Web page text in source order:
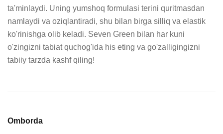
ta'minlaydi. Uning yumshoq formulasi terini quritmasdan
namlaydi va oziqlantiradi, shu bilan birga silliq va elastik
ko'rinishga olib keladi. Seven Green bilan har kuni
o'zingizni tabiat quchog'ida his eting va go'zalligingizni
tabiiy tarzda kashf qiling!
Omborda